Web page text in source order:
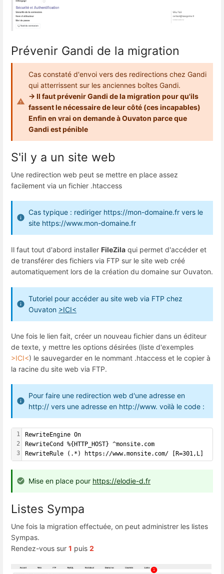
Prévenir Gandi de la migration
Cas constaté d'envoi vers des redirections chez Gandi
qui atterrissent sur les anciennes boîtes Gandi.
-> Il faut prévenir Gandi de la migration pour qu'ils
fassent le nécessaire de leur côté (ces incapables)
Enfin en vrai on demande à Ouvaton parce que
Gandi est pénible
S'il y a un site web
Une redirection web peut se mettre en place assez
facilement via un fichier .htaccess
Cas typique : rediriger https://mon-domaine.fr vers le
site https://www.mon-domaine.fr
Il faut tout d'abord installer FileZila qui permet d'accéder et
de transférer des fichiers via FTP sur le site web créé
automatiquement lors de la création du domaine sur Ouvaton.
Tutoriel pour accéder au site web via FTP chez
Ouvaton >ICI<
Une fois le lien fait, créer un nouveau fichier dans un éditeur
de texte, y mettre les options désirées (liste d'exemples
>ICI<) le sauvegarder en le nommant .htaccess et le copier à
la racine du site web via FTP.
Pour faire une redirection web d'une adresse en
http:// vers une adresse en http://www. voilà le code :
1
2
3
RewriteEngine On
RewriteCond %{HTTP_HOST} ^monsite.com
RewriteRule (.*) https://www.monsite.com/ [R=301,L]
Mise en place pour https://elodie-d.fr
Listes Sympa
Une fois la migration effectuée, on peut administrer les listes
Sympas.
Rendez-vous sur 1 puis 2